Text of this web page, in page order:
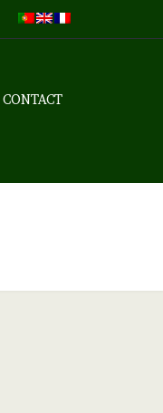
CONTACT